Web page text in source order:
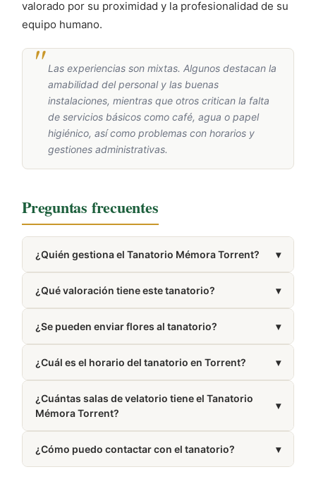
valorado por su proximidad y la profesionalidad de su
equipo humano.
Las experiencias son mixtas. Algunos destacan la
amabilidad del personal y las buenas
instalaciones, mientras que otros critican la falta
de servicios básicos como café, agua o papel
higiénico, así como problemas con horarios y
gestiones administrativas.
Preguntas frecuentes
¿Quién gestiona el Tanatorio Mémora Torrent? ▾
¿Qué valoración tiene este tanatorio?
▾
basada en 65 reseñas de usuarios.
¿Se pueden enviar flores al tanatorio? ▾
funerarios en el tanatorio. Puedes hacer tu pedido
online de forma sencilla.
¿Cuál es el horario del tanatorio en Torrent? ▾
semana.
¿Cuántas salas de velatorio tiene el Tanatorio
Mémora Torrent?
▾
¿Cómo puedo contactar con el tanatorio?
▾